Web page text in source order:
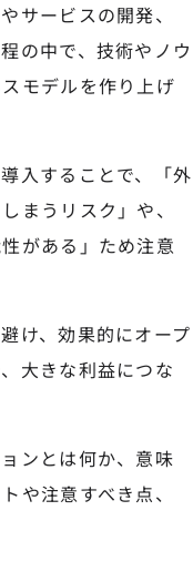
サービスの開発、
の中で、技術やノウ
モデルを作り上げ
入することで、「外
まうリスク」や、
がある」ため注意
け、効果的にオープ
大きな利益につな
ンとは何か、意味
や注意すべき点、